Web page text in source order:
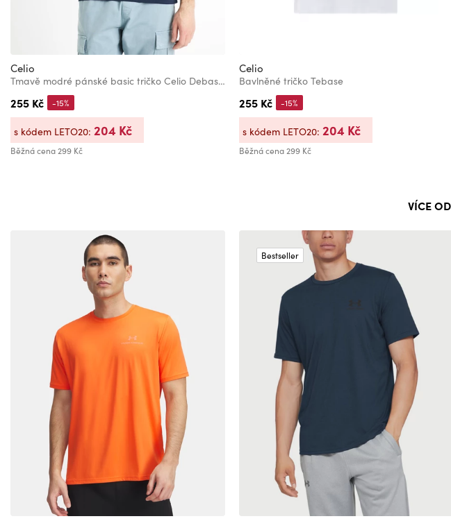
Celio
Tmavě modré pánské basic tričko Celio Debasev
255 Kč
Běžná cena299 Kč
-15%
s kódem LETO20: 204 Kč
Celio
Bavlněné tričko Tebase
255 Kč
Běžná cena299 Kč
-15%
s kódem LETO20: 204 Kč
VÍCE
Bestseller